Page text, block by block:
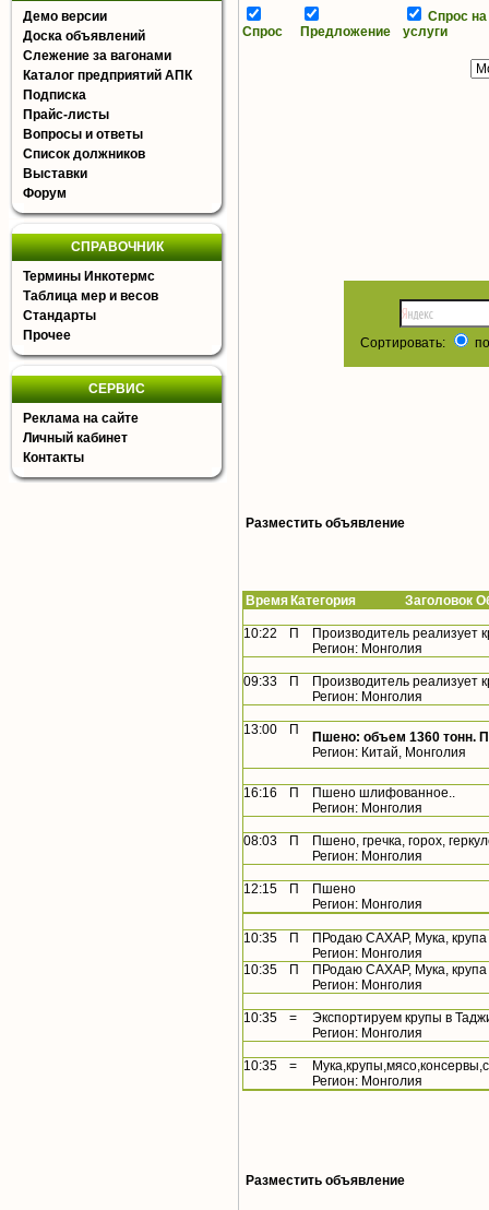
Демо версии
Доска объявлений
Слежение за вагонами
Каталог предприятий АПК
Подписка
Прайс-листы
Вопросы и ответы
Список должников
Выставки
Форум
СПРАВОЧНИК
Термины Инкотермс
Таблица мер и весов
Стандарты
Прочее
СЕРВИС
Реклама на сайте
Личный кабинет
Контакты
Спрос Предложение
Спрос на
услуги
Сортировать:
Разместить объявление
Время Категория Заголовок
10:22 П
Производитель реализует
Регион: Монголия
09:33 П
Производитель
Регион: Монголия
13:00 П
Пшено: объем 1360 тонн.
Регион: Китай, Монголия
16:16 П
Пшено шлифованное..
Регион: Монголия
08:03 П
Пшено, гречка, горох,
Регион: Монголия
12:15 П
Пшено
Регион: Монголия
10:35 П
ПРодаю САХАР, Мука,
Регион: Монголия
10:35
П
ПРодаю САХАР, Мука,
Регион: Монголия
10:35 =
Экспортируем крупы в
Регион: Монголия
10:35 =
Регион: Монголия
Разместить объявление